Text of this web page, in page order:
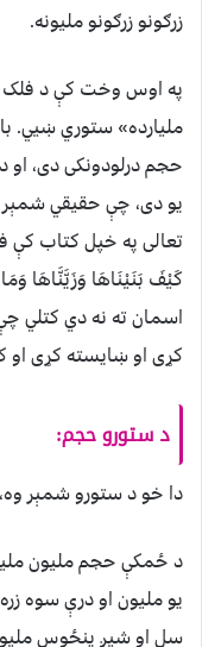
زرګونو زرګونو ملیونه.
ملیارده» ستوري ښيي.
حجم درلودونکی دی، او
یو دی، چې حقیقي شمېر
تعالی په خپل کتاب کې
اسمان ته نه دي کتلي
کړی او ښایسته کړی او
د ستورو حجم:
دا خو د ستورو شمېر
د ځمکې حجم ملیون
یو ملیون او درې سوه
سل او شپږ پنځوس